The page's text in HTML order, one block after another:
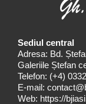
Sediul central
Adresa: Bd.
Galeriile Ștefan
Telefon: (+4)
E-mail:
Web: https://